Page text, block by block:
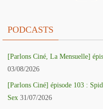
PODCASTS
[Parlons Ciné, La Mensuelle]
03/08/2026
[Parlons Ciné] épisode 103 :
Sex 31/07/2026